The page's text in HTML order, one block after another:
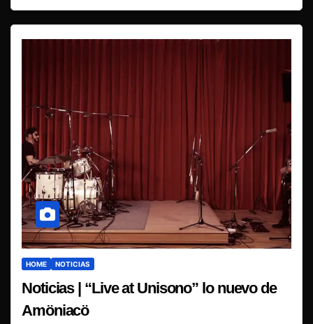
HOME NOTICIAS
Noticias | “Live at Unisono” lo nuevo de
Amöniacö